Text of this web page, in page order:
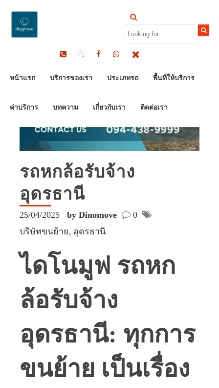
หน้าแรก บริการของเรา ประเภทรถ พื้นที่ให้บริการ
ค่าบริการ บทความ เกี่ยวกับเรา ติดต่อเรา
รถหกล้อรับจ้าง
อุดรธานี
25/04/2025 by Dinomove
0
บริษัทขนย้าย อุดรธานี
ไดโนมูฟ รถหก
ล้อรับจ้าง
อุดรธานี: ทุกการ
ขนย้าย เป็นเรื่อง